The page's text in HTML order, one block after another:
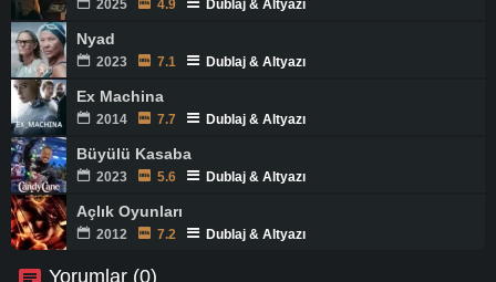
2025 4.9 Dublaj & Altyazı
Nyad
2023 7.1 Dublaj & Altyazı
Ex Machina
2014 7.7 Dublaj & Altyazı
Büyülü Kasaba
2023 5.6 Dublaj & Altyazı
Açlık Oyunları
2012 7.2 Dublaj & Altyazı
Yorumlar (0)